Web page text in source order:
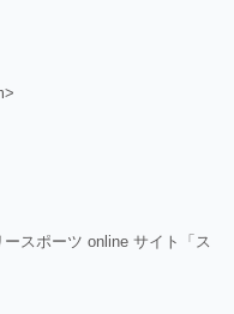
ースポーツ online サイト「ス